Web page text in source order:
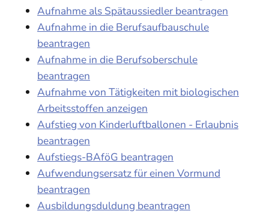
Aufnahme als Spätaussiedler beantragen
Aufnahme in die Berufsaufbauschule
beantragen
Aufnahme in die Berufsoberschule
beantragen
Aufnahme von Tätigkeiten mit biologischen
Arbeitsstoffen anzeigen
Aufstieg von Kinderluftballonen - Erlaubnis
beantragen
Aufstiegs-BAföG beantragen
Aufwendungsersatz für einen Vormund
beantragen
Ausbildungsduldung beantragen